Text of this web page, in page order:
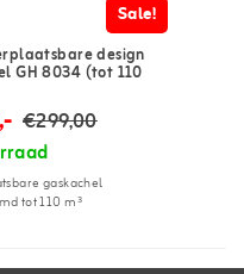
Sale!
design
GH 8034 (tot 110
€299,00
gaskachel
tot 110 m³